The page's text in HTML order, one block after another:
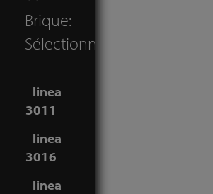
Brique:
Sélectionner
linea
3011
linea
3016
linea